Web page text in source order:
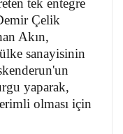
tek entegre
Çelik
Akın,
sanayisinin
yaparak,
olması için